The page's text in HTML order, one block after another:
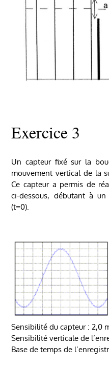
Exercice 3
Un capteur fixé sur la
mouvement vertical de la
Ce capteur a permis de
ci-dessous, débutant à
(t=0).
Sensibilité du capteur : 2,0
Sensibilité verticale de
Base de temps de